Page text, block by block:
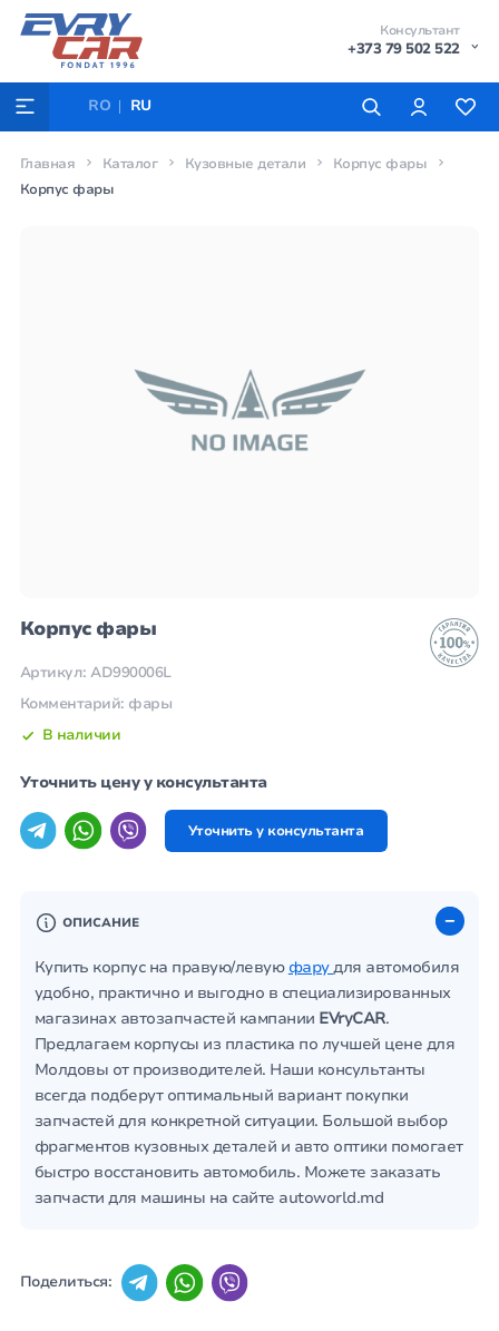
Консультант
+373 79 502 522
RO RU
Главная Каталог Кузовные детали
Корпус фары
Корпус фары
Корпус фары
Артикул: AD990006L
Комментарий: фары
В наличии
Уточнить цену у консультанта
Уточнить у консультанта
ОПИСАНИЕ
Купить корпус на правую/левую фарудля автомобиля
удобно, практично и выгодно в специализированных
магазинах автозапчастей кампании EVryCAR.
Предлагаем корпусы из пластика по лучшей цене для
Молдовы от производителей. Наши консультанты
всегда подберут оптимальный вариант покупки
запчастей для конкретной ситуации. Большой выбор
фрагментов кузовных деталей и авто оптики помогает
быстро восстановить автомобиль. Можете заказать
запчасти для машины на сайте autoworld.md
Поделиться: